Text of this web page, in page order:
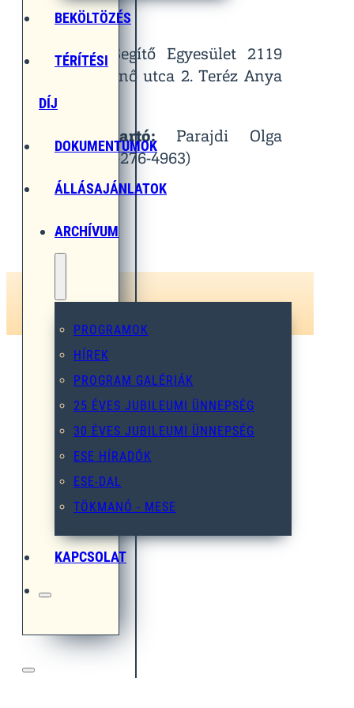
BEKÖLTÖZÉS
TÉRÍTÉSI
DÍJ
DOKUMENTUMOK
ÁLLÁSAJÁNLATOK
ARCHÍVUM
PROGRAMOK
HÍREK
PROGRAM GALÉRIÁK
25 ÉVES JUBILEUMI ÜNNEPSÉG
30 ÉVES JUBILEUMI ÜNNEPSÉG
ESE HÍRADÓK
ESE-DAL
TÖKMANÓ - MESE
KAPCSOLAT
Helyszín:
Egymást Segítő Egyesület 2119
Pécel, Pihenő utca 2. Teréz Anya
Terem
Kapcsolattartó:Parajdi Olga
(Tel.: 06-30-276-4963)